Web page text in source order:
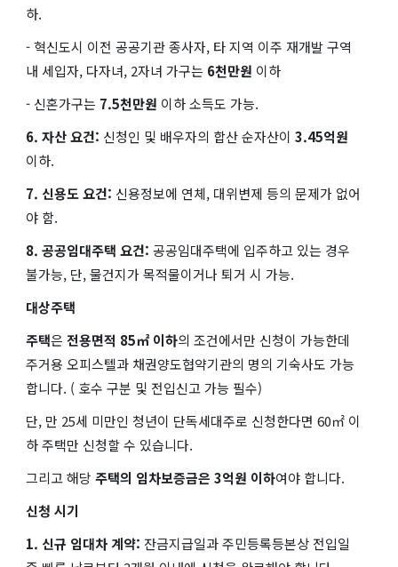
하.
- 혁신도시 이전 공공기관 종사자, 타 지역 이주 재개발 구역
내 세입자, 다자녀, 2자녀 가구는 6천만원 이하
- 신혼가구는 7.5천만원 이하 소득도 가능.
6. 자산 요건: 신청인 및 배우자의 합산 순자산이 3.45억원
이하.
7. 신용도 요건: 신용정보에 연체, 대위변제 등의 문제가 없어
야 함.
8. 공공임대주택 요건: 공공임대주택에 입주하고 있는 경우
불가능, 단, 물건지가 목적물이거나 퇴거 시 가능.
대상주택
주택은 전용면적 85㎡ 이하의 조건에서만 신청이 가능한데
주거용 오피스텔과 채권양도협약기관의 명의 기숙사도 가능
합니다. ( 호수 구분 및 전입신고 가능 필수)
단, 만 25세 미만인 청년이 단독세대주로 신청한다면 60㎡ 이
하 주택만 신청할 수 있습니다.
그리고 해당 주택의 임차보증금은 3억원 이하​여야 합니다.
신청 시기
1. 신규 임대차 계약: 잔금지급일과 주민등록등본상 전입일